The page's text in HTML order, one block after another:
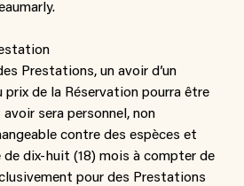
Prestations, un avoir d’un
de la Réservation pourra être
sera personnel, non
contre des espèces et
de dix-huit (18) mois à compter de
pour des Prestations